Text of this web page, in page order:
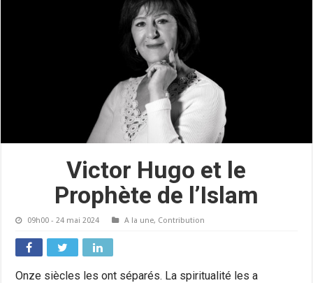
Victor Hugo et le
Prophète de l’Islam
09h00 - 24 mai 2024 A la une, Contribution
Onze siècles les ont séparés. La spiritualité les a